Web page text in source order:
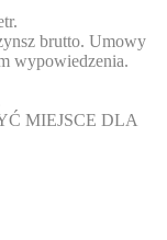
brutto. Umowy
wypowiedzenia.
MIEJSCE DLA